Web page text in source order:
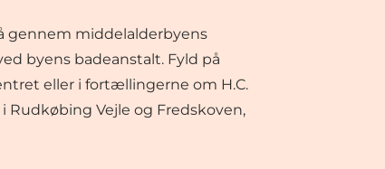
gennem middelalderbyens
byens badeanstalt. Fyld på
eller i fortællingerne om H.C.
Rudkøbing Vejle og Fredskoven,